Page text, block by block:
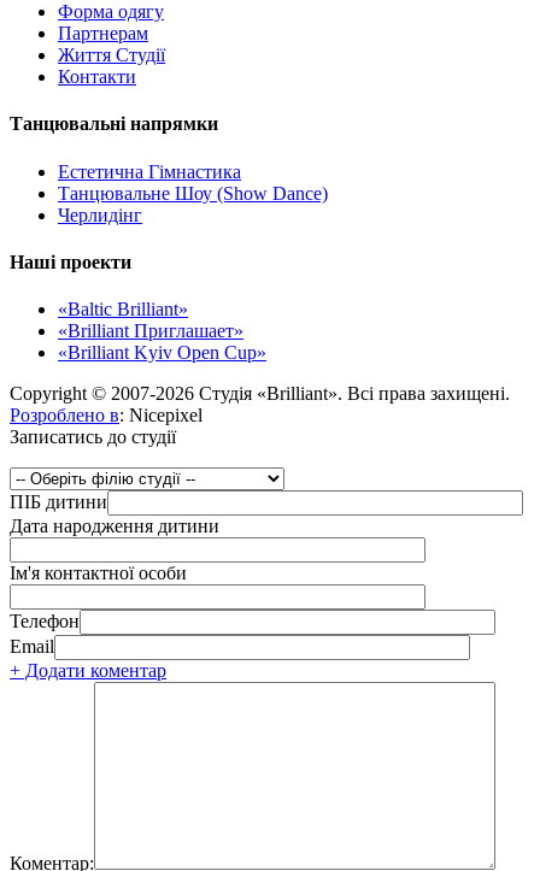
Форма одягу
Партнерам
Життя Студії
Контакти
Танцювальні напрямки
Естетична Гімнастика
Танцювальне Шоу (Show Dance)
Черлидінг
Наші проекти
«Baltic Brilliant»
«Brilliant Приглашает»
«Brilliant Kyiv Open Cup»
Copyright © 2007-2026 Студія «Brilliant». Всі права захищені.
Розроблено в: Nicepixel
Записатись до студії
ПІБ дитини
Дата народження дитини
Ім'я контактної особи
Телефон
Email
+ Додати коментар
Коментар: